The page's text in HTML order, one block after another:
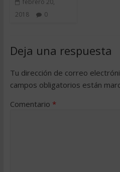
2018
0
Deja una respuesta
Tu dirección de correo
campos obligatorios están
Comentario *